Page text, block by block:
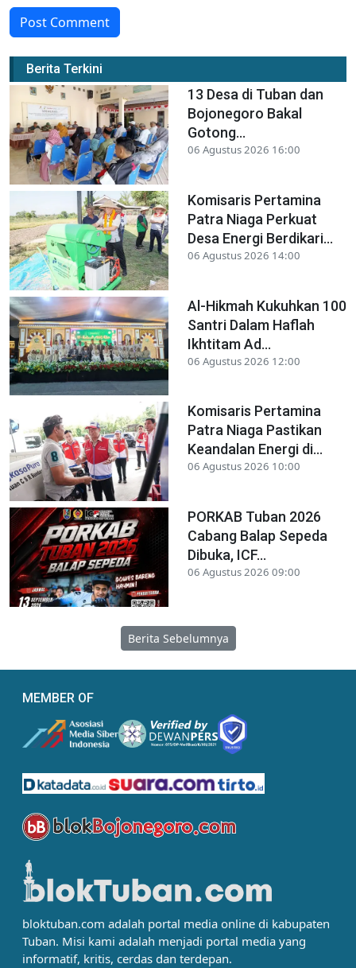
Post Comment
Berita Terkini
13 Desa di Tuban dan
Bojonegoro Bakal
Gotong...
06 Agustus 2026 16:00
Komisaris Pertamina
Patra Niaga Perkuat
Desa Energi Berdikari...
06 Agustus 2026 14:00
Al-Hikmah Kukuhkan 100
Santri Dalam Haflah
Ikhtitam Ad...
06 Agustus 2026 12:00
Komisaris Pertamina
Patra Niaga Pastikan
Keandalan Energi di...
06 Agustus 2026 10:00
PORKAB Tuban 2026
Cabang Balap Sepeda
Dibuka, ICF...
06 Agustus 2026 09:00
Berita Sebelumnya
MEMBER OF
bloktuban.com adalah portal media online di kabupaten
Tuban. Misi kami adalah menjadi portal media yang
informatif, kritis, cerdas dan terdepan.